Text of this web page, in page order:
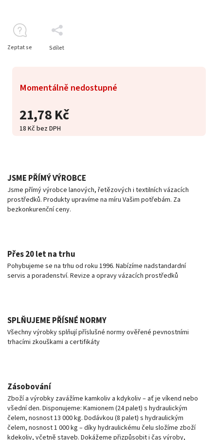
21,78 Kč
18 Kč bez DPH
Momentálně nedostupné
Zeptat se Sdílet
JSME PŘÍMÝ VÝROBCE
Jsme přímý výrobce lanových, řetězových i textilních vázacích
prostředků. Produkty upravíme na míru Vašim potřebám. Za
bezkonkurenční ceny.
Přes 20 let na trhu
Pohybujeme se na trhu od roku 1996. Nabízíme nadstandardní
servis a poradenství. Revize a opravy vázacích prostředků
SPLŇUJEME PŘÍSNÉ NORMY
Všechny výrobky splňují příslušné normy ověřené pevnostními
trhacími zkouškami a certifikáty
Zásobování
Zboží a výrobky zavážíme kamkoliv a kdykoliv – ať je víkend nebo
všední den. Disponujeme: Kamionem (24 palet) s hydraulickým
čelem, nosnost 13 000 kg. Dodávkou (8 palet) s hydraulickým
čelem, nosnost 1 000 kg – díky hydraulickému čelu složíme zboží
kdekoliv, včetně staveb. Dokážeme přizpůsobit i čas výroby,